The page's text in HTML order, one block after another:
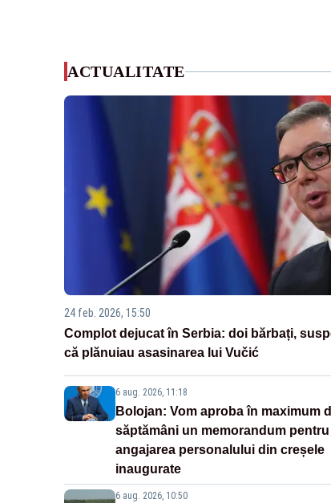
ACTUALITATE
24 feb. 2026, 15:50
Complot dejucat în Serbia: doi bărbați,
că plănuiau asasinarea lui Vučić
6 aug. 2026, 11:18
Bolojan: Vom aproba în maximum
săptămâni un memorandum pentru
angajarea personalului din creșele
inaugurate
6 aug. 2026, 10:50